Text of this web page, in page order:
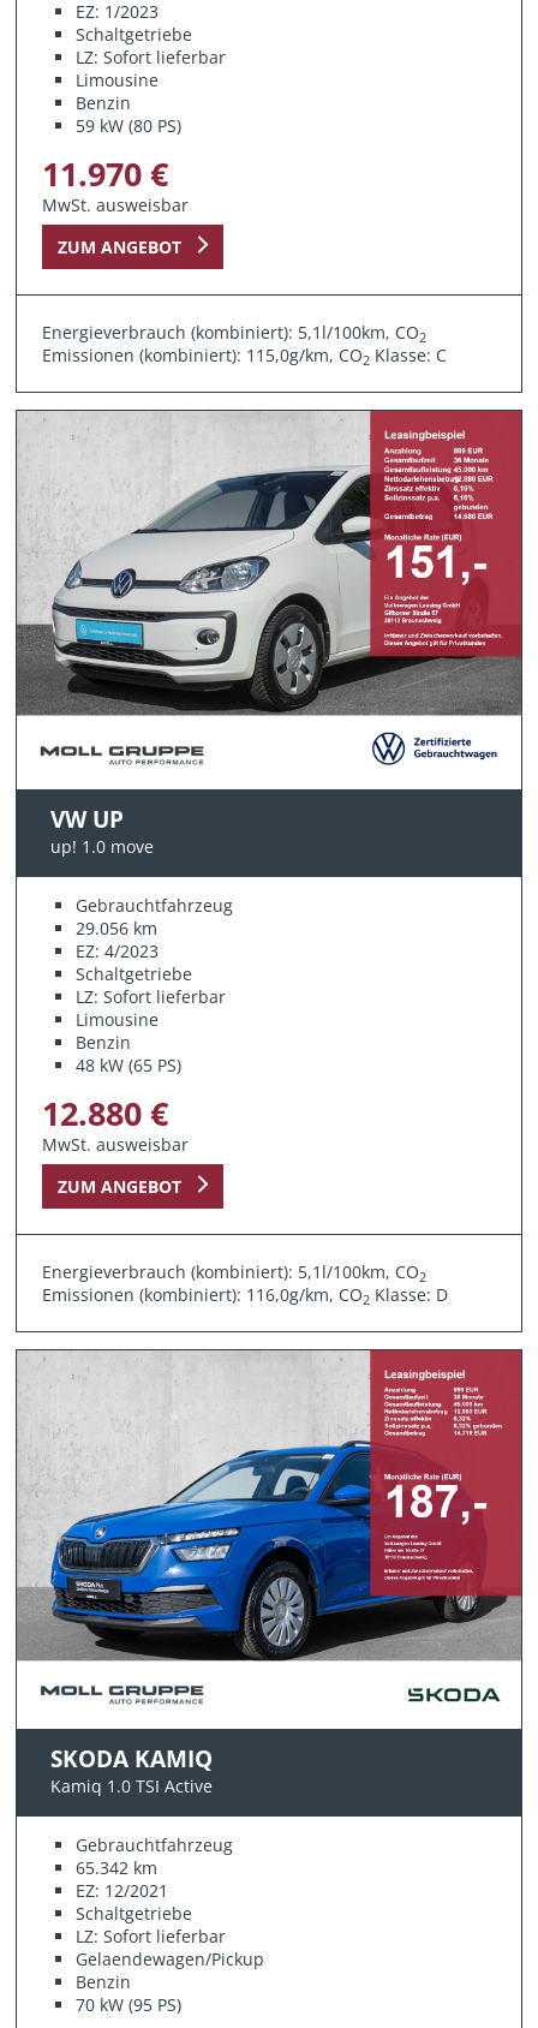
EZ: 1/2023
Schaltgetriebe
LZ: Sofort lieferbar
Limousine
Benzin
59 kW (80 PS)
11.970 €
MwSt. ausweisbar
ZUM ANGEBOT
Energieverbrauch (kombiniert): 5,1l/100km, CO2
Emissionen (kombiniert): 115,0g/km, CO2 Klasse: C
VW UP
up! 1.0 move
Gebrauchtfahrzeug
29.056 km
EZ: 4/2023
Schaltgetriebe
LZ: Sofort lieferbar
Limousine
Benzin
48 kW (65 PS)
12.880 €
MwSt. ausweisbar
ZUM ANGEBOT
Energieverbrauch (kombiniert): 5,1l/100km, CO2
Emissionen (kombiniert): 116,0g/km, CO2 Klasse: D
SKODA KAMIQ
Kamiq 1.0 TSI Active
Gebrauchtfahrzeug
65.342 km
EZ: 12/2021
Schaltgetriebe
LZ: Sofort lieferbar
Gelaendewagen/Pickup
Benzin
70 kW (95 PS)